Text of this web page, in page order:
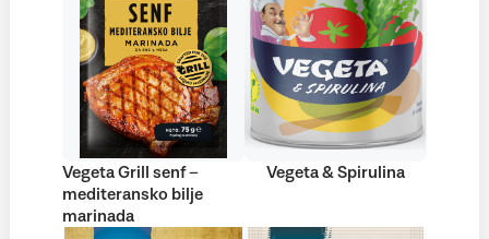
Vegeta Grill senf –
mediteransko bilje
marinada
Vegeta & Spirulina